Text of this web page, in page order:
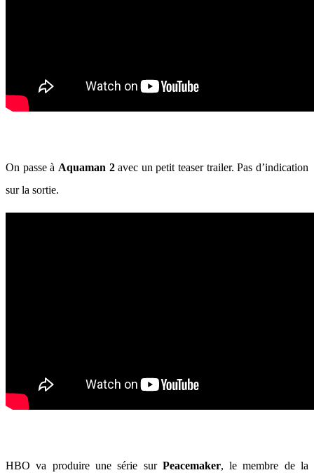
On passe à Aquaman 2avec un petit teaser trailer. Pas d’indication
sur la sortie.
HBO va produire une série sur Peacemaker, le membre de la